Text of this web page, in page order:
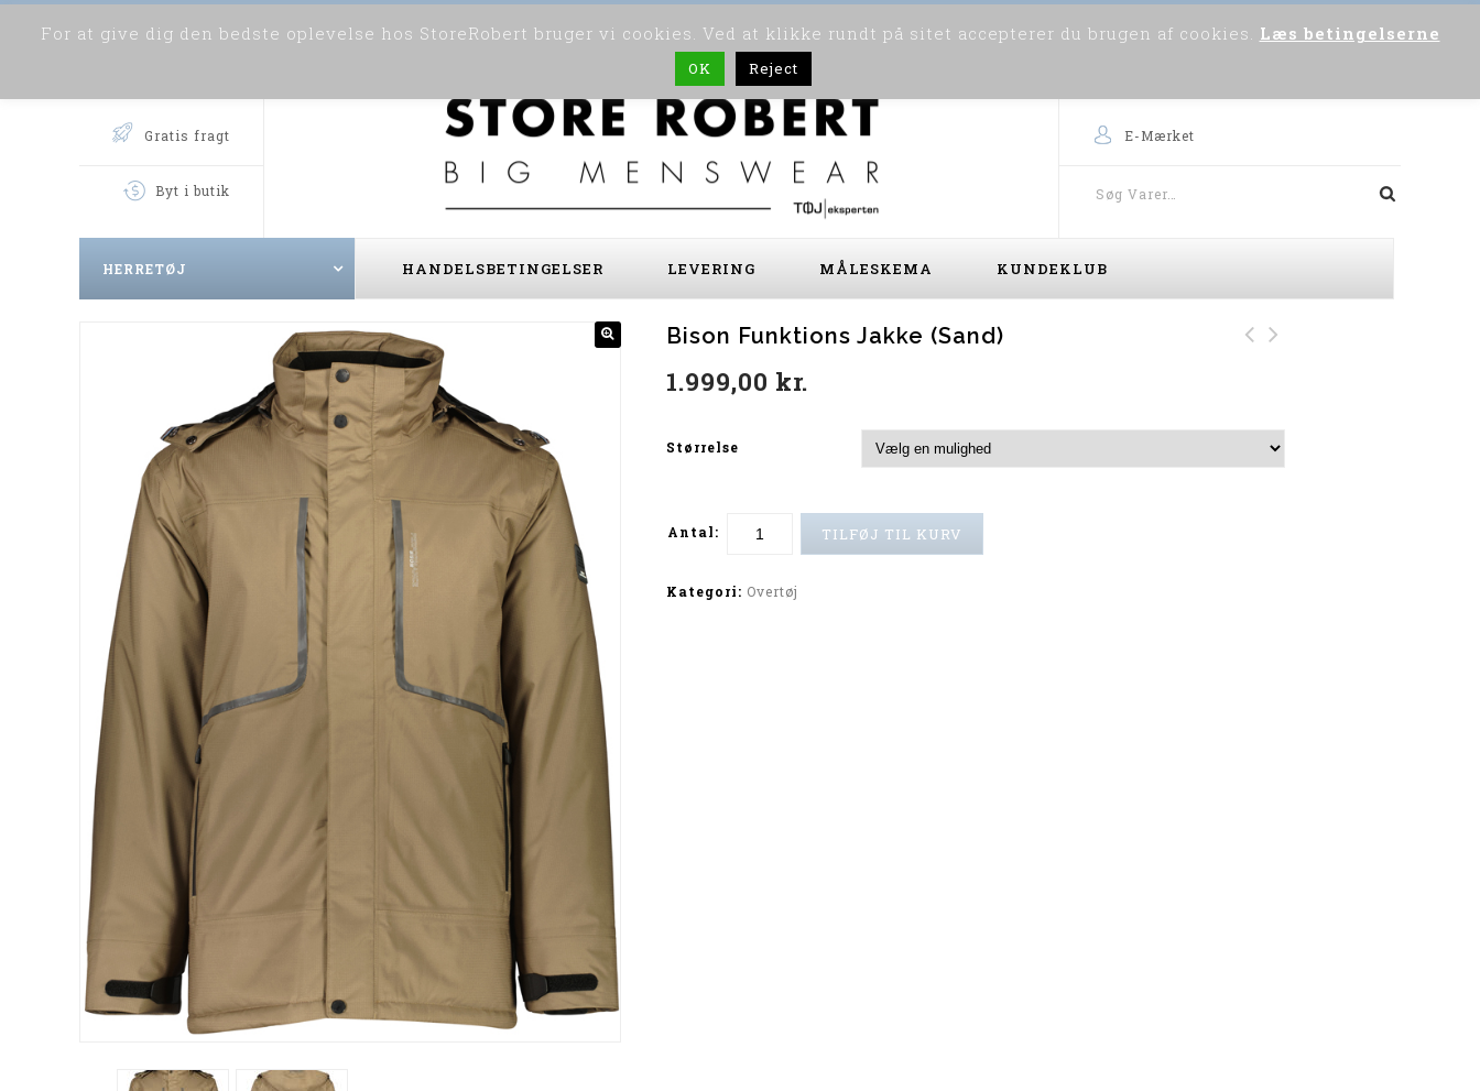
0
Om os Skriv til os Købsvejledning
Gratis fragt
Byt i butik
E-Mærket
HERRETØJ HANDELSBETINGELSER LEVERING MÅLESKEMA KUNDEKLUB
Bison Funktions Jakke (Sand)
1.999,00 kr.
Størrelse
Antal: TILFØJ TIL KURV
Kategori: Overtøj
For at give dig den bedste oplevelse hos StoreRobert bruger vi cookies. Ved at klikke rundt på sitet accepterer du brugen af cookies. Læs betingelserne
OK Reject